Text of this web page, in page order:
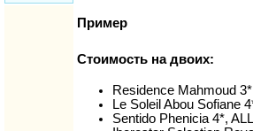
Пример
Стоимость на двоих:
Residence Mahmoud
Le Soleil Abou Sofiane
Sentido Phenicia 4*,